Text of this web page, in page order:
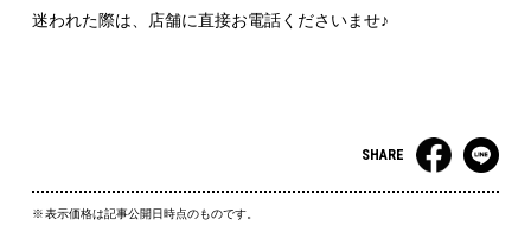
迷われた際は、店舗に直接お電話くださいませ♪
SHARE
表示価格は記事公開日時点のものです。